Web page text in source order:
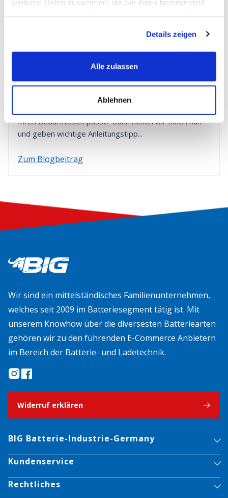
weiteren Daten zusammen, die Sie ihnen bereitgestellt
Details zeigen
Alle zulassen
Ablehnen
Solar Inselanlage – So berechnen
Sie die perfekte Größe!
Ihren Bedürfnissen passt? Dann helfen wir Ihnen nun
und geben wichtige Anleitungstipp...
Zum Blogbeitrag
Wir sind ein mittelständisches Familienunternehmen,
welches seit 2009 im Batteriesegment tätig ist. Mit
unserem Knowhow über die diversesten Batteriearten
gehören wir zu den führenden E-Commerce Anbietern
im Bereich der Batterie- und Ladetechnik.
Widerruf erklären
BIG Batterie-Industrie-Germany
Kundenservice
Rechtliches